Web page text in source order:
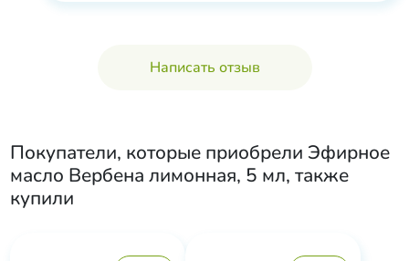
Написать отзыв
Покупатели, которые приобрели Эфирное
масло Вербена лимонная, 5 мл, также
купили